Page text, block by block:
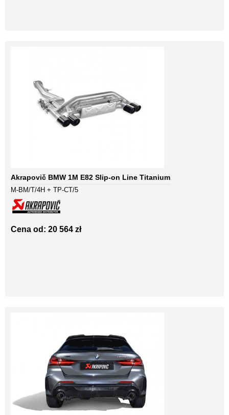
Akrapovič BMW 1M E82 Slip-on Line Titanium
M-BM/T/4H + TP-CT/5
Cena od: 20 564 zł